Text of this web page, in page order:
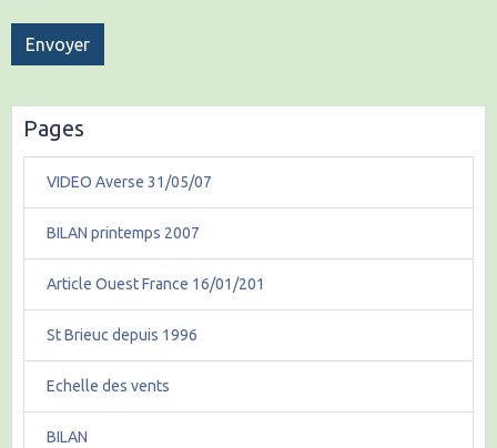
Envoyer
Pages
VIDEO Averse 31/05/07
BILAN printemps 2007
Article Ouest France 16/01/201
St Brieuc depuis 1996
Echelle des vents
BILAN